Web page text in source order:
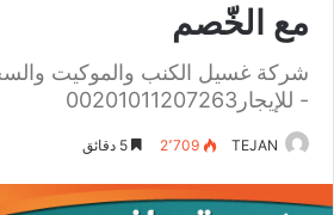
مع الخّصم
شركة غسيل الكنب والموكيت
- للإيجار00201011207263
TEJAN 2٬709